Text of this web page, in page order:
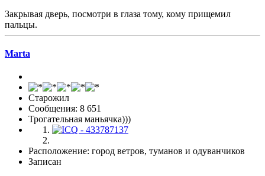
Закрывая дверь, посмотри в глаза тому, кому прищемил
пальцы.
Marta
Старожил
Сообщения: 8 651
Трогательная маньячка)))
Расположение: город ветров, туманов и одуванчиков
Записан